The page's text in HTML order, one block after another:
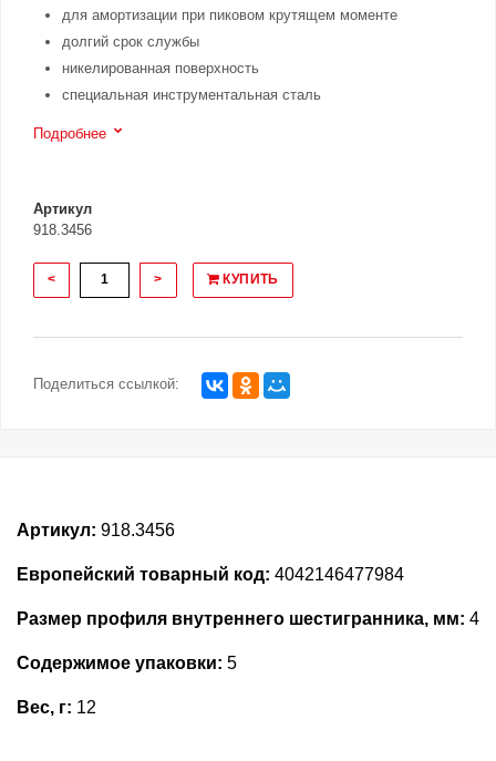
для амортизации при пиковом крутящем моменте
долгий срок службы
никелированная поверхность
специальная инструментальная сталь
Подробнее
Артикул
918.3456
< > КУПИТЬ
Поделиться ссылкой:
Артикул: 918.3456
Европейский товарный код: 4042146477984
Размер профиля внутреннего шестигранника, мм: 4
Содержимое упаковки: 5
Вес, г: 12